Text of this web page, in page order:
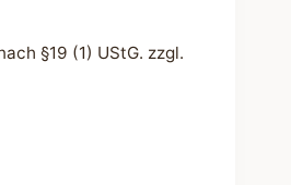
§19 (1) UStG. zzgl.